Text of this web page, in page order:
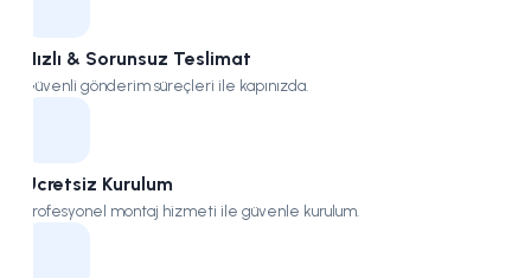
Hızlı & Sorunsuz Teslimat
Güvenli gönderim süreçleri ile kapınızda.
Ücretsiz Kurulum
Profesyonel montaj hizmeti ile güvenle kurulum.